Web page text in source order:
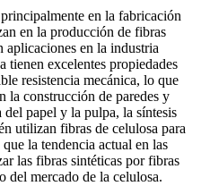
en la fabricación
en la producción de fibras
aplicaciones en la industria
tienen excelentes propiedades
resistencia mecánica, lo que
la construcción de paredes y
papel y la pulpa, la síntesis
utilizan fibras de celulosa para
la tendencia actual en las
las fibras sintéticas por fibras
del mercado de la celulosa.